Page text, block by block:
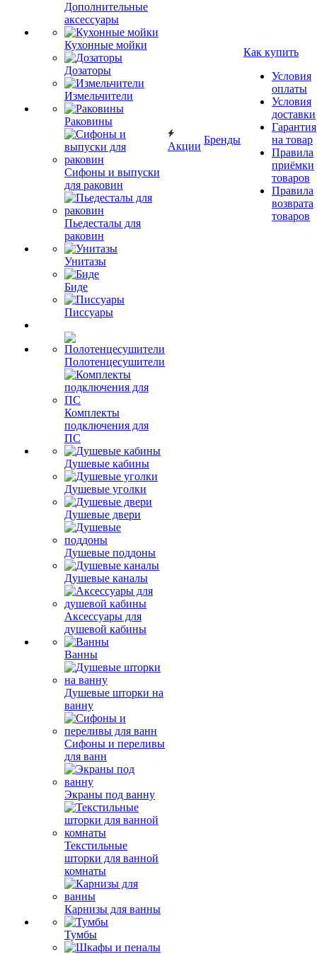
Дополнительные
аксессуары
Кухонные мойки
Дозаторы
Измельчители
Раковины
Сифоны и выпуски
для раковин
Пьедесталы для
раковин
Унитазы
Биде
Писсуары
Полотенцесушители
Комплекты
подключения для
ПС
Душевые кабины
Душевые уголки
Душевые двери
Душевые поддоны
Душевые каналы
Аксессуары для
душевой кабины
Ванны
Душевые шторки на
ванну
Сифоны и переливы
для ванн
Экраны под ванну
Текстильные
шторки для ванной
комнаты
Карнизы для ванны
Тумбы
Акции
Бренды
Как купить
Условия
оплаты
Условия
доставки
Гарантия
на товар
Правила
приёмки
товаров
Правила
возврата
товаров